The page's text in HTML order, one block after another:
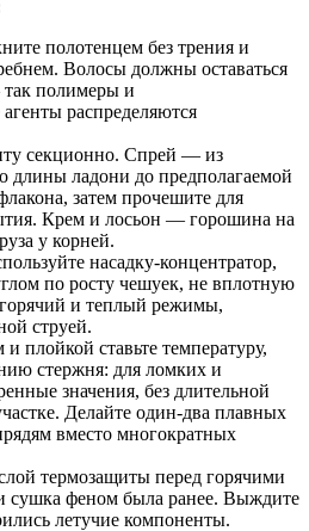
полотенцем без трения и
Волосы должны оставаться
полимеры и
распределяются
секционно. Спрей — из
длины ладони до предполагаемой
затем прочешите для
Крем и лосьон — горошина на
у корней.
насадку‑концентратор,
по росту чешуек, не вплотную
и теплый режимы,
струей.
плойкой ставьте температуру,
стержня: для ломких и
значения, без длительной
Делайте один‑два плавных
вместо многократных
термозащиты перед горячими
сушка феном была ранее. Выждите
летучие компоненты.